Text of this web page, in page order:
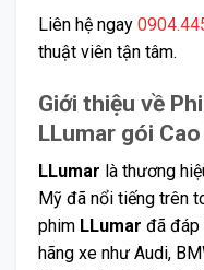
Liên hệ ngay
thuật viên tận tâm.
Giới thiệu về
LLumar gói Cao
LLumar là thương
Mỹ đã nổi tiếng trên
phim LLumar đã đáp
hãng xe như Audi,